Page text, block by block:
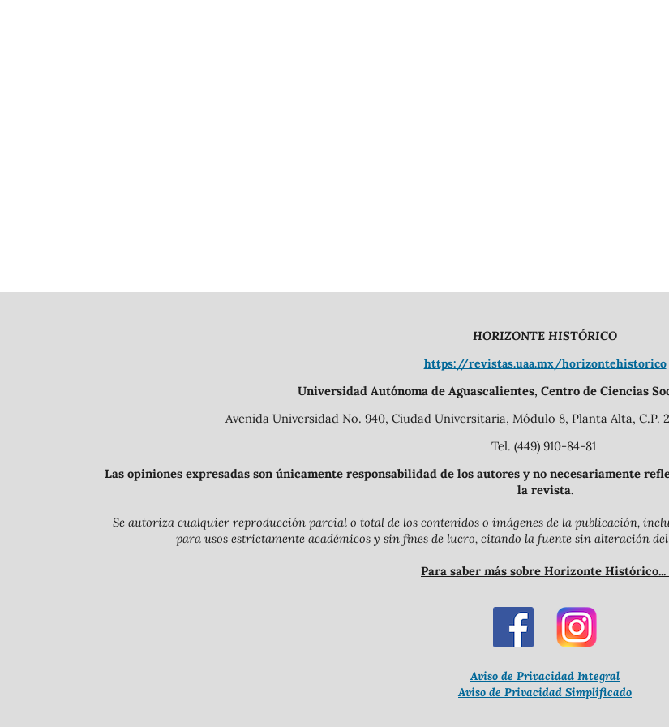
HORIZONTE HISTÓRICO
https://revistas.uaa.mx/horizontehistorico
Universidad Autónoma de Aguascalientes, Centro de Ciencias
Avenida Universidad No. 940, Ciudad Universitaria, Módulo 8, Planta Alta, C.P.
Tel. (449) 910-84-81
Las opiniones expresadas son únicamente responsabilidad de los autores y no necesariamente
la revista.
Se autoriza cualquier reproducción parcial o total de los contenidos o imágenes de la publicación,
para usos estrictamente académicos y sin fines de lucro, citando la fuente sin alteración
Para saber más sobre Horizonte Histórico...
Aviso de Privacidad Integral
Aviso de Privacidad Simplificado